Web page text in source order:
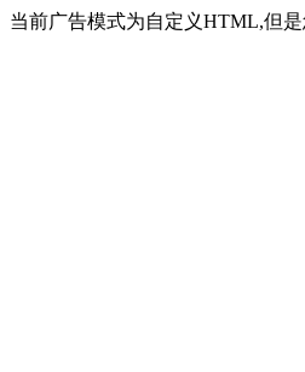
当前广告模式为自定义HTML,但